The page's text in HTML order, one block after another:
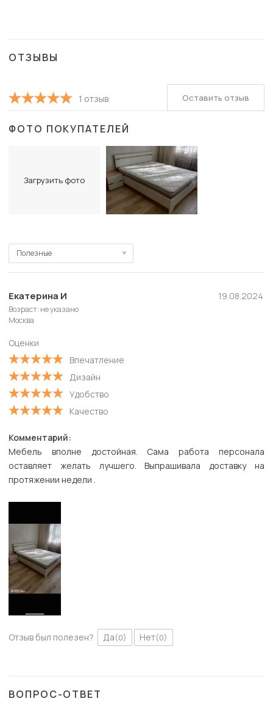
ОТЗЫВЫ
1 отзыв
ФОТО ПОКУПАТЕЛЕЙ
Загрузить фото
Полезные
Полезные
Новые
Старые
С низкой оценкой
Екатерина И
Возраст: не указано
Москва
Оценки
Впечатление
Дизайн
Удобство
Качество
19.08.2024
Комментарий:
Мебель вполне достойная. Сама работа персонала
оставляет желать лучшего. Выпрашивала доставку на
протяжении недели .
Отзыв был полезен? Да(0) Нет(0)
Оставить отзыв
ВОПРОС-ОТВЕТ